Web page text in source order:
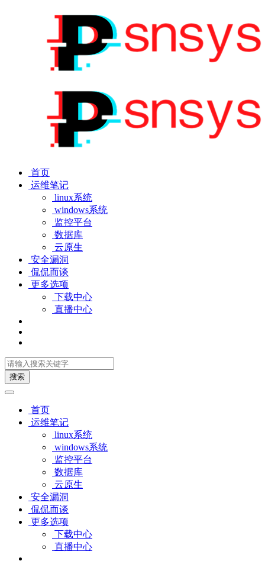
首页
运维笔记
linux系统
windows系统
监控平台
数据库
云原生
安全漏洞
侃侃而谈
更多选项
下载中心
直播中心
搜索
首页
运维笔记
linux系统
windows系统
监控平台
数据库
云原生
安全漏洞
侃侃而谈
更多选项
下载中心
直播中心